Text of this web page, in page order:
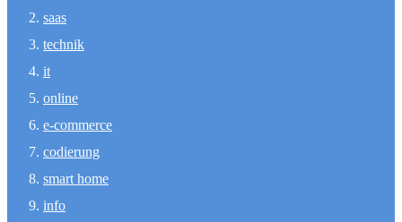
saas
technik
it
online
e-commerce
codierung
smart home
info